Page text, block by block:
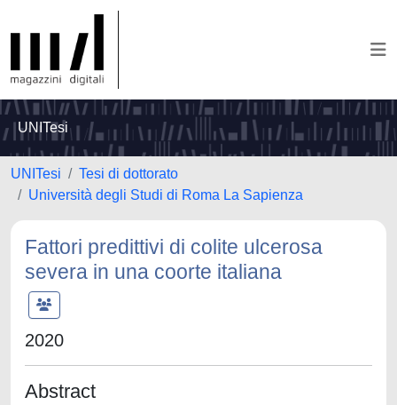
UNITesi
UNITesi
Tesi di dottorato
Università degli Studi di Roma La Sapienza
Fattori predittivi di colite ulcerosa
severa in una coorte italiana
2020
Abstract